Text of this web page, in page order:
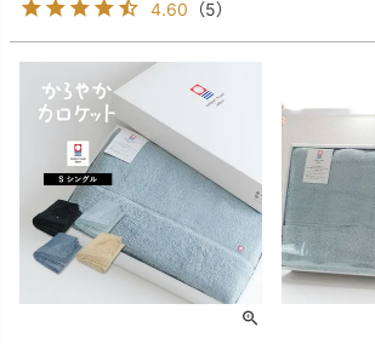
4.60 （5）